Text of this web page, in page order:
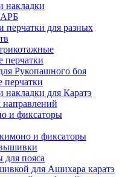
накладки
АРБ
перчатки для разных
перчатки
Рукопашного боя
перчатки
накладки для Каратэ
направлений
и фиксаторы
и фиксаторы
пояса
для Ашихара каратэ